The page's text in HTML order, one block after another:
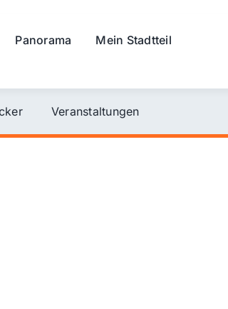
Panorama
Mein Stadtteil
Veranstaltungen